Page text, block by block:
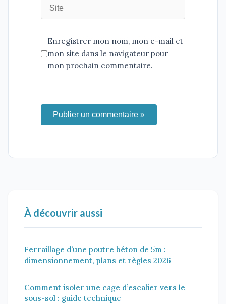
Enregistrer mon nom, mon e-mail et
mon site dans le navigateur pour
mon prochain commentaire.
Publier un commentaire »
À découvrir aussi
Ferraillage d’une poutre béton de 5m :
dimensionnement, plans et règles 2026
Comment isoler une cage d’escalier vers le
sous-sol : guide technique